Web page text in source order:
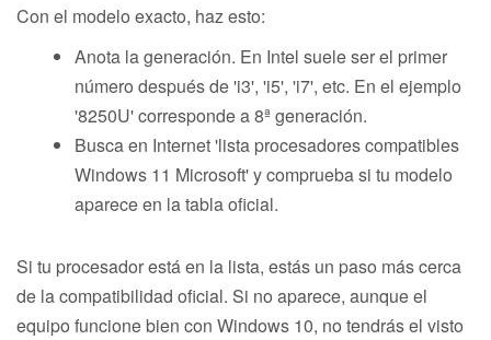
Con el modelo exacto, haz esto:
Anota la generación. En Intel suele ser el primer
número después de 'i3', 'i5', 'i7', etc. En el ejemplo
'8250U' corresponde a 8ª generación.
Busca en Internet 'lista procesadores compatibles
Windows 11 Microsoft' y comprueba si tu modelo
aparece en la tabla oficial.
Si tu procesador está en la lista, estás un paso más cerca
de la compatibilidad oficial. Si no aparece, aunque el
equipo funcione bien con Windows 10, no tendrás el visto